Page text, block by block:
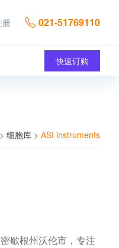
册 021-51769110
快速订购
> 细胞库 > ASI instruments
歇根州沃伦市，专注